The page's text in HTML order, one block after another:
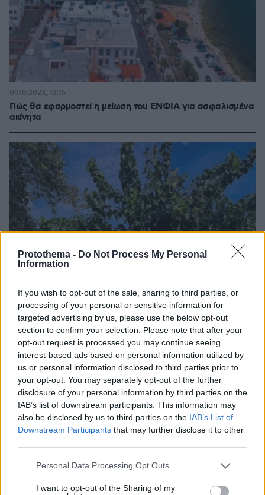
Protothema - Do Not Process My Personal
Information
If you wish to opt-out of the sale, sharing to third parties, or
processing of your personal or sensitive information for
targeted advertising by us, please use the below opt-out
section to confirm your selection. Please note that after your
opt-out request is processed you may continue seeing
interest-based ads based on personal information utilized by
us or personal information disclosed to third parties prior to
your opt-out. You may separately opt-out of the further
disclosure of your personal information by third parties on the
IAB’s list of downstream participants. This information may
also be disclosed by us to third parties on the IAB’s List of
Downstream Participants that may further disclose it to other
Please note that this website/app uses one or more Google
not limited to your visit or usage behaviour. You may click to
Personal Data Processing Opt Outs
I want to opt-out of the Sharing of my
Πώς θα εφαρμοστεί η μείωση του ΕΝΦΙΑ για ασφαλισμένα
ακίνητα
09.10.2023, 13:15
Άνοιξε η πλατφόρμα των αιτήσεων για την επιδότηση
ενοικίου μετά από φυσικές καταστροφές
06.10.2023, 19:05